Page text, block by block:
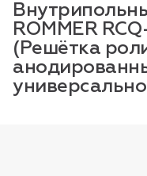
ROMMER
(Решётка